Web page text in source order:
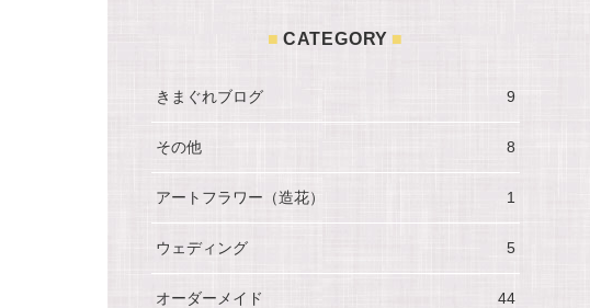
CATEGORY
きまぐれブログ 9
その他 8
アートフラワー（造花） 1
ウェディング 5
オーダーメイド 44